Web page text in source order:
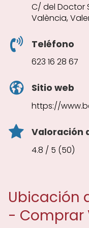
C/ del Doctor
València,
Teléfono
623 16 28 67
Sitio web
https://
Valoración
4.8 / 5 (50)
Ubicación
- Comprar